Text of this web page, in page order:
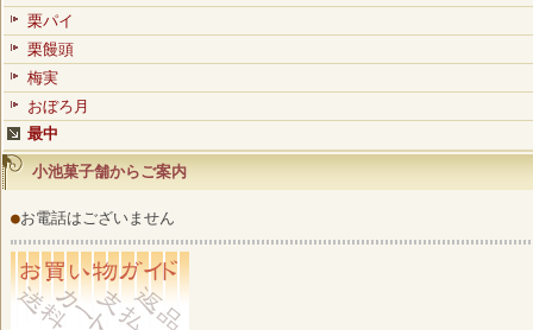
栗パイ
栗饅頭
梅実
おぼろ月
最中
小池菓子舗からご案内
●お電話はございません